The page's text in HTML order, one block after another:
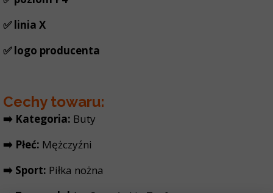
✅ linia X
✅ logo producenta
Cechy towaru:
➡️ Kategoria: Buty
➡️ Płeć: Mężczyźni
➡️ Sport: Piłka nożna